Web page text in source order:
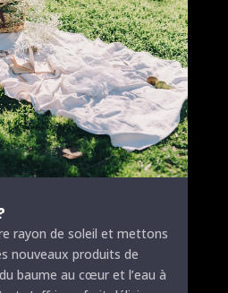
rayon de soleil et mettons
nouveaux produits de
baume au cœur et l’eau à